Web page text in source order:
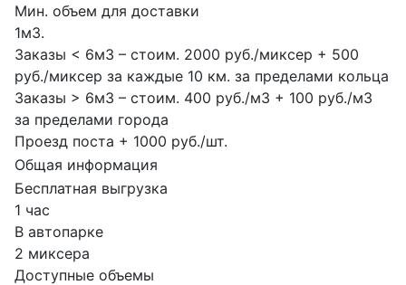
Мин. объем для доставки
1м3.
Заказы < 6м3 – стоим. 2000 руб./миксер + 500
руб./миксер за каждые 10 км. за пределами кольца
Заказы > 6м3 – стоим. 400 руб./м3 + 100 руб./м3
за пределами города
Проезд поста + 1000 руб./шт.
Общая информация
Бесплатная выгрузка
1 час
В автопарке
2 миксера
Доступные объемы